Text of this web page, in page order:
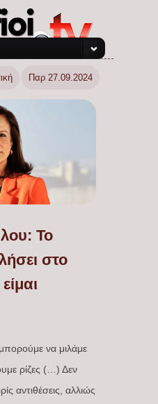
Παρ 27.09.2024
Το
στο
να μιλάμε
ρίζες (…) Δεν
αντιθέσεις, αλλιώς